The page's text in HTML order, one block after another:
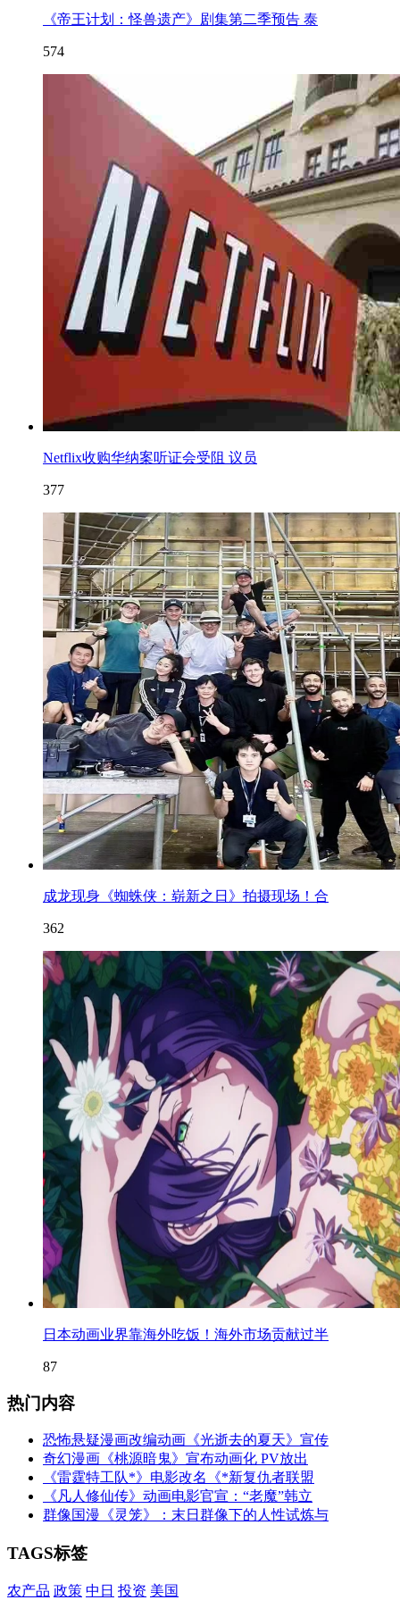
《帝王计划：怪兽遗产》剧集第二季预告 泰
574
Netflix收购华纳案听证会受阻 议员
377
成龙现身《蜘蛛侠：崭新之日》拍摄现场！合
362
日本动画业界靠海外吃饭！海外市场贡献过半
87
热门内容
恐怖悬疑漫画改编动画《光逝去的夏天》宣传
奇幻漫画《桃源暗鬼》宣布动画化 PV放出
《雷霆特工队*》电影改名《*新复仇者联盟
《凡人修仙传》动画电影官宣：“老魔”韩立
群像国漫《灵笼》：末日群像下的人性试炼与
TAGS标签
农产品 政策 中日 投资 美国